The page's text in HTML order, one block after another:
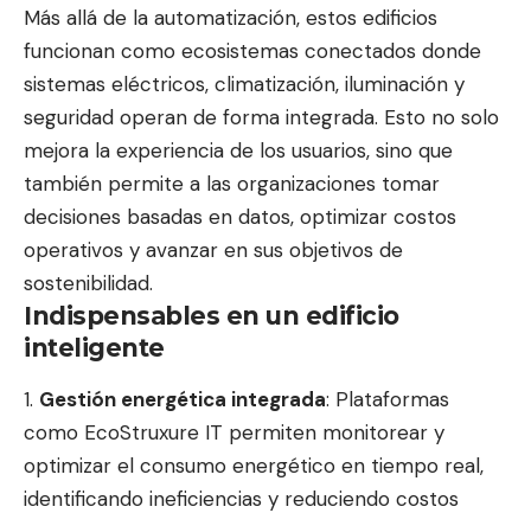
Más allá de la automatización, estos edificios
funcionan como ecosistemas conectados donde
sistemas eléctricos, climatización, iluminación y
seguridad operan de forma integrada. Esto no solo
mejora la experiencia de los usuarios, sino que
también permite a las organizaciones tomar
decisiones basadas en datos, optimizar costos
operativos y avanzar en sus objetivos de
sostenibilidad.
Indispensables en un edificio
inteligente
Gestión energética integrada: Plataformas
como EcoStruxure IT permiten monitorear y
optimizar el consumo energético en tiempo real,
identificando ineficiencias y reduciendo costos